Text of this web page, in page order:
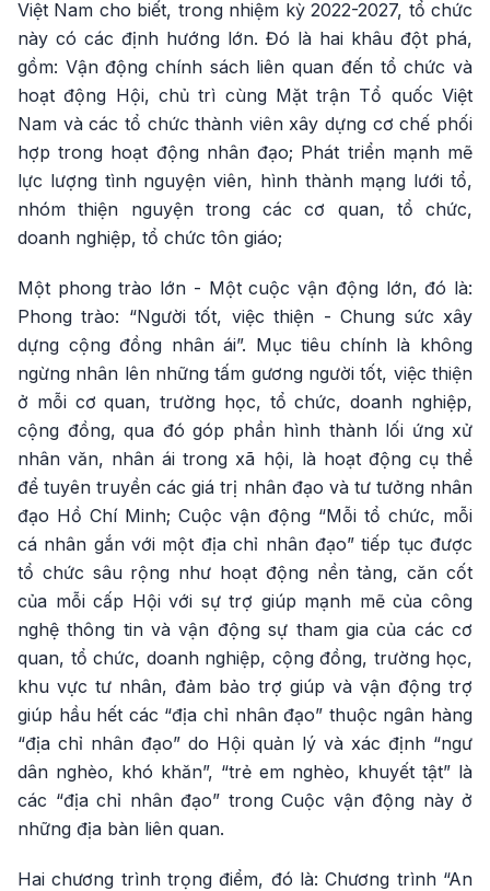
Việt Nam cho biết, trong nhiệm kỳ 2022-2027, tổ chức
này có các định hướng lớn. Đó là hai khâu đột phá,
gồm: Vận động chính sách liên quan đến tổ chức và
hoạt động Hội, chủ trì cùng Mặt trận Tổ quốc Việt
Nam và các tổ chức thành viên xây dựng cơ chế phối
hợp trong hoạt động nhân đạo; Phát triển mạnh mẽ
lực lượng tình nguyện viên, hình thành mạng lưới tổ,
nhóm thiện nguyện trong các cơ quan, tổ chức,
doanh nghiệp, tổ chức tôn giáo;
Một phong trào lớn - Một cuộc vận động lớn, đó là:
Phong trào: “Người tốt, việc thiện - Chung sức xây
dựng cộng đồng nhân ái”. Mục tiêu chính là không
ngừng nhân lên những tấm gương người tốt, việc thiện
ở mỗi cơ quan, trường học, tổ chức, doanh nghiệp,
cộng đồng, qua đó góp phần hình thành lối ứng xử
nhân văn, nhân ái trong xã hội, là hoạt động cụ thể
để tuyên truyền các giá trị nhân đạo và tư tưởng nhân
đạo Hồ Chí Minh; Cuộc vận động “Mỗi tổ chức, mỗi
cá nhân gắn với một địa chỉ nhân đạo” tiếp tục được
tổ chức sâu rộng như hoạt động nền tảng, căn cốt
của mỗi cấp Hội với sự trợ giúp mạnh mẽ của công
nghệ thông tin và vận động sự tham gia của các cơ
quan, tổ chức, doanh nghiệp, cộng đồng, trường học,
khu vực tư nhân, đảm bảo trợ giúp và vận động trợ
giúp hầu hết các “địa chỉ nhân đạo” thuộc ngân hàng
“địa chỉ nhân đạo” do Hội quản lý và xác định “ngư
dân nghèo, khó khăn”, “trẻ em nghèo, khuyết tật” là
các “địa chỉ nhân đạo” trong Cuộc vận động này ở
những địa bàn liên quan.
Hai chương trình trọng điểm, đó là: Chương trình “An